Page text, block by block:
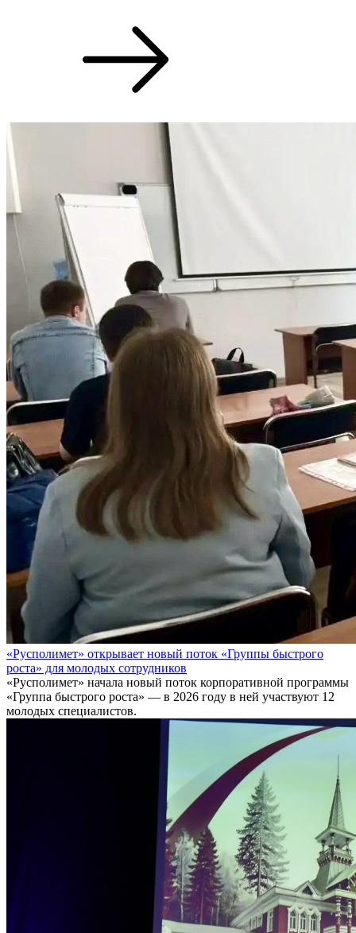
«Русполимет» открывает новый поток «Группы быстрого
роста» для молодых сотрудников
«Русполимет» начала новый поток корпоративной программы
«Группа быстрого роста» — в 2026 году в ней участвуют 12
молодых специалистов.